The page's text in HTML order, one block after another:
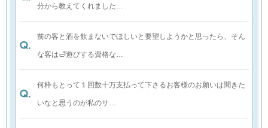
分から教えてくれました…
前の客と酒を飲まないでほしいと要望しようかと思ったら、そん
な客は🛁遊びする資格な…
何枠もとって１回数十万支払って下さるお客様のお願いは聞きた
いなと思うのが私のサ…